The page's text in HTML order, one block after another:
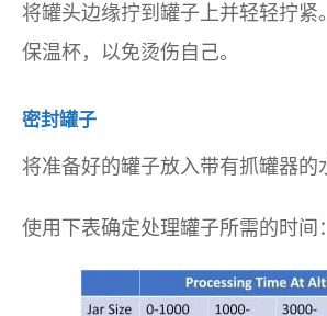
将罐头边缘拧到罐子上并轻轻拧紧
保温杯，以免烫伤自己。
密封罐子
将准备好的罐子放入带有抓罐器的
使用下表确定处理罐子所需的时间：